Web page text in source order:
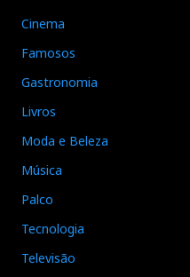
Cinema
Famosos
Gastronomia
Livros
Moda e Beleza
Música
Palco
Tecnologia
Televisão